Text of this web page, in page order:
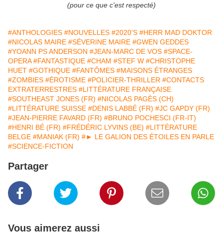
(pour ce que c'est respecté)
#ANTHOLOGIES #NOUVELLES #2020'S #HERR MAD DOKTOR
#NICOLAS MAIRE #SÉVERINE MAIRE #GWEN GEDDES
#YOANN PS ANDERSON #JEAN-MARC DE VOS #SPACE-
OPERA #FANTASTIQUE #CHAM #STEF W #CHRISTOPHE
HUET #GOTHIQUE #FANTÔMES #MAISONS ÉTRANGES
#ZOMBIES #ÉROTISME #POLICIER-THRILLER #CONTACTS
EXTRATERRESTRES #LITTÉRATURE FRANÇAISE
#SOUTHEAST JONES (FR) #NICOLAS PAGÈS (CH)
#LITTÉRATURE SUISSE #DENIS LABBÉ (FR) #JC GAPDY (FR)
#JEAN-PIERRE FAVARD (FR) #BRUNO POCHESCI (FR-IT)
#HENRI BÉ (FR) #FRÉDÉRIC LYVINS (BE) #LITTÉRATURE
BELGE #MANIAK (FR) #► LE GALION DES ÉTOILES EN PARLE
#SCIENCE-FICTION
Partager
Vous aimerez aussi